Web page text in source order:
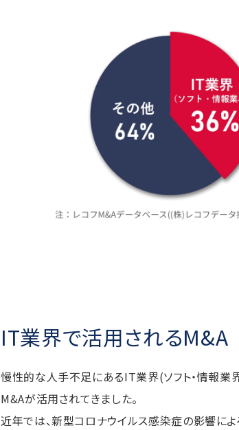
IT業界で活用されるM&A
慢性的な人手不足にあるIT業界(ソフト・情報業
M&Aが活用されてきました。
近年では、新型コロナウイルス感染症の影響に